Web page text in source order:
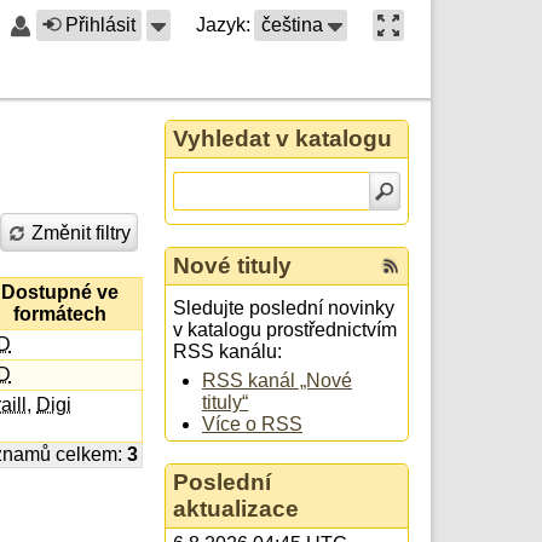
Přihlásit Jazyk: čeština
Změnit filtry
Dostupné ve
formátech
, Digi
celkem: 3
Vyhledat v katalogu
Nové tituly
Sledujte poslední novinky
v katalogu prostřednictvím
RSS kanálu:
RSS kanál „Nové
tituly“
Více o RSS
Poslední
aktualizace